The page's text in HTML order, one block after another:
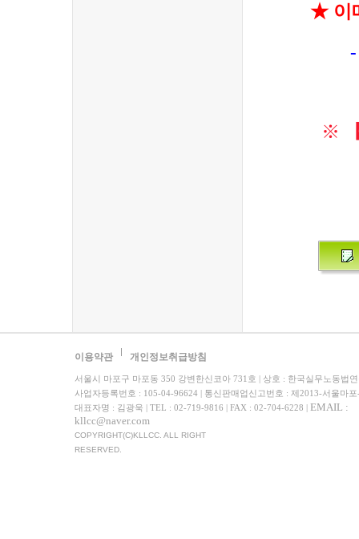
★ 이
※
이용약관 개인정보취급방침
서울시 마포구 마포동 350 강변한신코아 731호 | 상호 : 한국실무노동법
사업자등록번호 : 105-04-96624 | 통신판매업신고번호 : 제2013-서울마
대표자명 : 김광욱 | TEL : 02-719-9816 | FAX : 02-704-6228 | EMAIL :
kllcc@naver.com
COPYRIGHT(C)KLLCC. ALL RIGHT
RESERVED.